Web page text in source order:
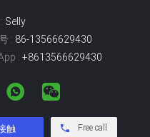
Selly
: 86-13566629430
: +8613566629430
Free call